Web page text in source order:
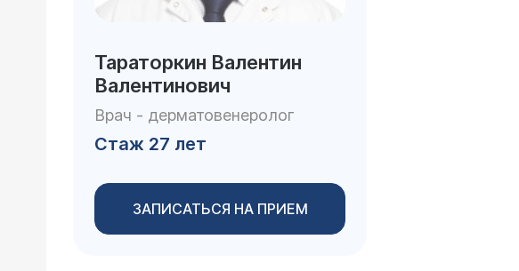
Тараторкин Валентин
Валентинович
Врач - дерматовенеролог
Стаж 27 лет
ЗАПИСАТЬСЯ НА ПРИЕМ